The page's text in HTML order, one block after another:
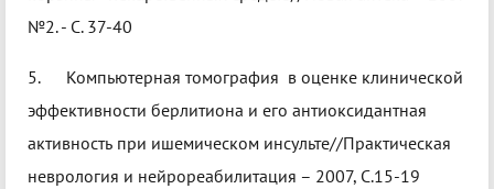
№2. - С. 37-40
5. Компьютерная томография в оценке клинической
эффективности берлитиона и его антиоксидантная
активность при ишемическом инсульте//Практическая
неврология и нейрореабилитация – 2007, С.15-19